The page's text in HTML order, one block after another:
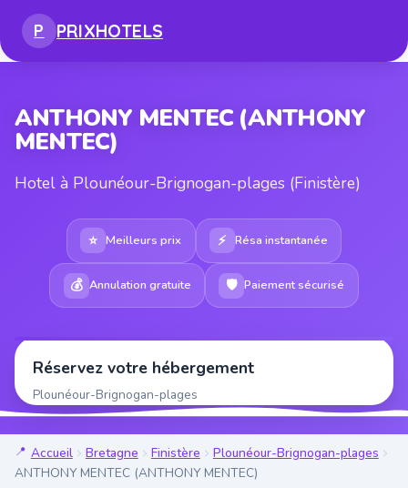
P PRIXHOTELS
ANTHONY MENTEC (ANTHONY
MENTEC)
Hotel à Plounéour-Brignogan-plages (Finistère)
⭐ Meilleurs prix ⚡ Résa instantanée
💰 Annulation gratuite 🛡 Paiement sécurisé
Réservez votre hébergement
Plounéour-Brignogan-plages
Accueil Bretagne Finistère
Plounéour-Brignogan-plages
ANTHONY MENTEC (ANTHONY MENTEC)